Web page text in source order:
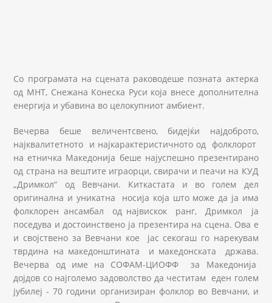
Со програмата на сцената раководеше позната актерка
од МНТ, Снежана Конеска Руси која внесе дополнителна
енергија и убавина во целокупниот амбиент.
Вечерва беше величентсвено, бидејќи најдоброто,
најквалитетното и најкарактеристичното од фолклорот
на етничка Македонија беше најуспешно презентирано
од страна на вештите играорци, свирачи и пеачи на КУД
„Дримкол“ од Вевчани. Киткастата и во голем дел
оригинална и уникатна носија која што може да ја има
фолклорен ансамбал од највискок ранг, Дримкол ја
поседува и достоинствено ја презентира на сцена. Ова е
и својствено за Вевчани кое јас секогаш го нарекувам
тврдина на македонштината и македонската држава.
Вечерва од име на СОФАМ-ЦИОФФ за Македонија
дојдов со најголемо задоволство да честитам еден голем
јубилеј - 70 години организиран фолклор во Вевчани, и